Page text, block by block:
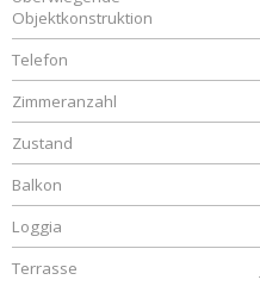
Objektkonstruktion
Telefon
Zimmeranzahl
Zustand
Balkon
Loggia
Terrasse